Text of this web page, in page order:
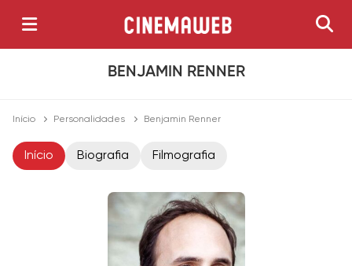
BENJAMIN RENNER
Início Personalidades Benjamin Renner
Início Biografia Filmografia